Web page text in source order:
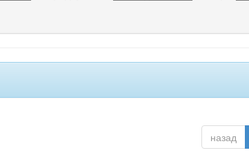
назад